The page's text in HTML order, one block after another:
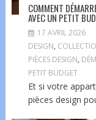
COMMENT
AVEC UN PETIT
17 AVRIL 2026
DESIGN,
PIÈCES DESIGN,
PETIT BUDGET
Et si votre
pièces design